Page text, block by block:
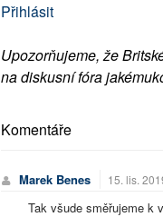
Přihlásit
Upozorňujeme, že
na diskusní fóra
Komentáře
Marek Benes 15. lis.
Tak všude směřujeme k